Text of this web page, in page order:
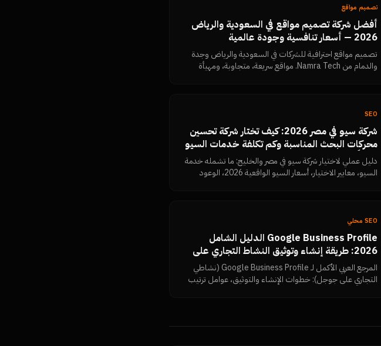
تصميم مواقع
أفضل شركة تصميم مواقع في السعودية والرياض
2026 — أسعار تنافسية وجودة عالمية
تصميم مواقع احترافية للشركات في السعودية والرياض وجدة
والدمام من Namra Tech. مواقع سريعة، متجاوبة، ومهيأة
SEO
شركة سيو في مصر 2026: كيف تختار شركة تحسين
محركات البحث المناسبة وكم تكلفة خدمات السيو
فعلياً
دليل عملي لاختيار شركة سيو في مصر والخليج: ما تشمله خدمة
السيو، معايير الاختيار، أسعار السيو الواقعية 2026، الوعود
SEO محلي
Google Business Profile الدليل الشامل
2026: طريقة إنشاء وتوثيق النشاط التجاري على
جوجل والتصدر في خرائط جوجل بتقييمات 5 نجومالمرجع العربي الأكمل لـ Google Business Profile (نشاطي
التجاري على جوجل): خطوات الإنشاء والتوثيق، عوامل ترتيب